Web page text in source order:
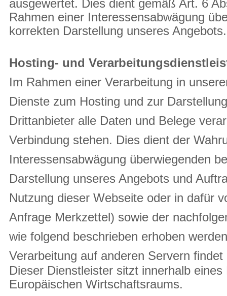
ausgewertet. Dies dient gemäß Art. 6
Rahmen einer Interessensabwägung
korrekten Darstellung unseres Angebots.
Hosting- und
Im Rahmen einer Verarbeitung in
Dienste zum Hosting und zur
Drittanbieter alle Daten und Belege
Verbindung stehen. Dies dient der
Interessensabwägung überwiegenden
Darstellung unseres Angebots und
Nutzung dieser Webseite oder in dafür
Anfrage Merkzettel) sowie der
wie folgend beschrieben erhoben
Verarbeitung auf anderen Servern
Dieser Dienstleister sitzt innerhalb
Europäischen Wirtschaftsraums.